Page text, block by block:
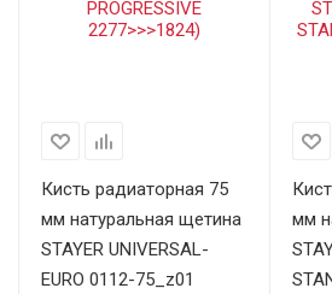
Кисть радиаторная 75
мм натуральная щетина
STAYER UNIVERSAL-
EURO 0112-75_z01
мм